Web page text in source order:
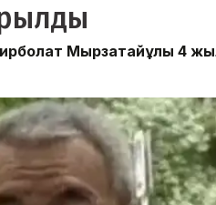
Мырзатайұлы 4